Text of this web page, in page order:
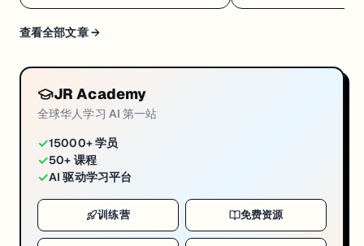
查看全部文章 →
JR Academy
全球华人学习 AI 第一站
✓15000+ 学员
✓50+ 课程
✓AI 驱动学习平台
训练营 免费资源